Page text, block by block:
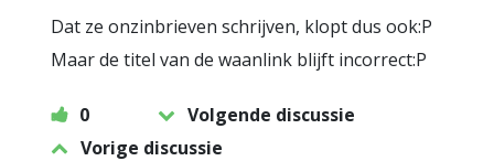
Dat ze onzinbrieven schrijven, klopt dus ook:P
Maar de titel van de waanlink blijft incorrect:P
0
Volgende discussie
Vorige discussie